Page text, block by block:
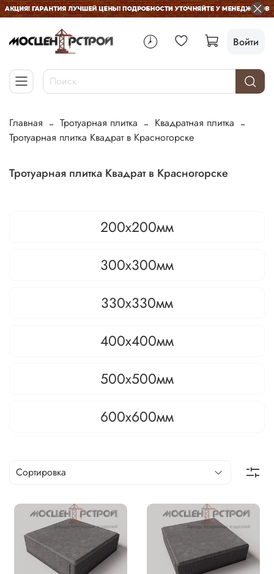
Войти
Главная Тротуарная плитка
Квадратная плитка
Тротуарная плитка Квадрат в Красногорске
Тротуарная плитка Квадрат в Красногорске
200х200мм
300х300мм
330х330мм
400х400мм
500х500мм
600х600мм